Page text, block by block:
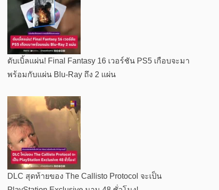
ดับเบิ้ลแผ่น! Final Fantasy 16 เวอร์ชัน PS5 เกือบจะมา
พร้อมกับแผ่น Blu-Ray ถึง 2 แผ่น
DLC สุดท้ายของ The Callisto Protocol จะเป็น